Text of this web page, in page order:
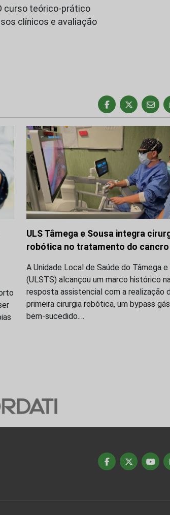
curso teórico-prático
clínicos e avaliação
ULS Tâmega e Sousa integra
robótica no tratamento do
A Unidade Local de Saúde do Tâmega e
(ULSTS) alcançou um marco histórico
resposta assistencial com a realização
primeira cirurgia robótica, um bypass
bem-sucedido.…